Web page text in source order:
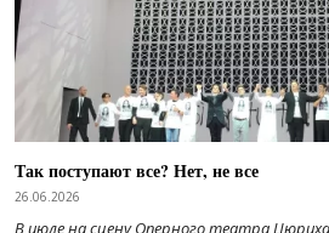
Так поступают все? Нет, не все
26.06.2026
В июле на сцену Оперного театра